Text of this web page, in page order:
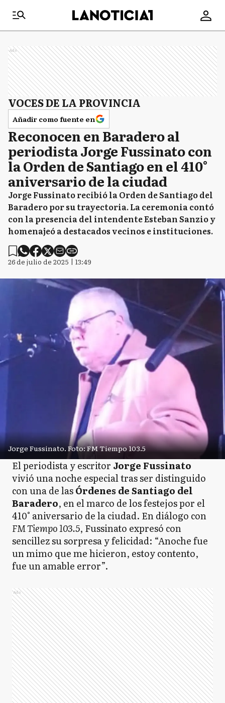
Ads
VOCES DE LA PROVINCIA
Añadir como fuente en
Reconocen en Baradero al
periodista Jorge Fussinato con
la Orden de Santiago en el 410°
aniversario de la ciudad
Jorge Fussinato recibió la Orden de Santiago del
Baradero por su trayectoria. La ceremonia contó
con la presencia del intendente Esteban Sanzio y
homenajeó a destacados vecinos e instituciones.
26 de julio de 2025 | 13:49
Jorge Fussinato. Foto: FM Tiempo 103.5
El periodista y escritor Jorge Fussinato
vivió una noche especial tras ser distinguido
con una de lasÓrdenes de Santiago del
Baradero, en el marco de los festejos por el
410° aniversario de la ciudad. En diálogo con
FM Tiempo 103.5, Fussinato expresó con
sencillez su sorpresa y felicidad: “Anoche fue
un mimo que me hicieron, estoy contento,
fue un amable error”.
Ads